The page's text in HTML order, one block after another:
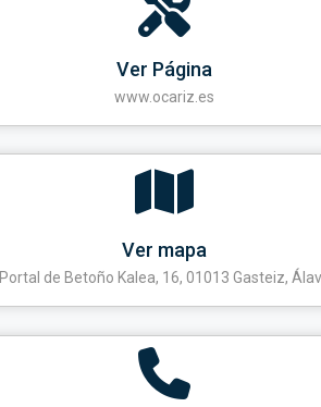
Ver Página
www.ocariz.es
Ver mapa
Portal de Betoño Kalea, 16, 01013 Gasteiz,